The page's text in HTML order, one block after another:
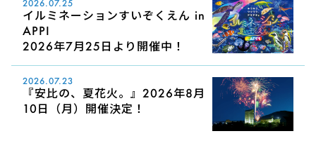
2026.07.25
イルミネーションすいぞくえん in
APPI
2026年7月25日より開催中！
2026.07.23
『安比の、夏花火。』2026年8月
10日（月）開催決定！